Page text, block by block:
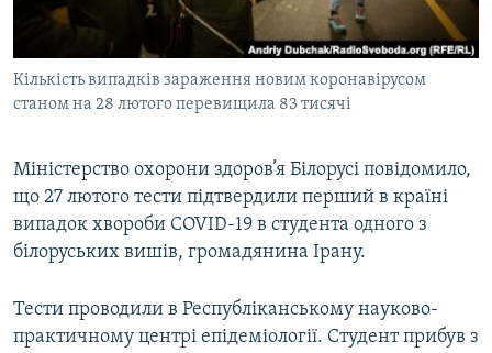
СВІДЧЕННЯ ОКУПАЦІЇ
УКРАЇНСЬКА ПРОБЛЕМА КРИМУ
ІНФОГРАФІКА
Qırımtatar
ДОЛУЧАЙСЯ!
Усі сайти RFE/RL
Кількість випадків зараження новим коронавірусом
станом на 28 лютого перевищила 83 тисячі
Міністерство охорони здоров’я Білорусі повідомило,
що 27 лютого тести підтвердили перший в країні
випадок хвороби COVID-19 в студента одного з
білоруських вишів, громадянина Ірану.
Тести проводили в Республіканському науково-
практичному центрі епідеміології. Студент прибув з